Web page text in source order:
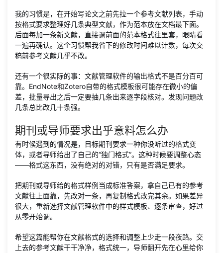
我的习惯是，在开始写论文之前先拉一个参考文献列表，手动
按格式要求整理好几条典型文献，作为范本放在文档最下面。
后面每加一条新文献，直接调前面的范本格式往里套，眼睛看
一遍再确认。这个习惯帮我省下的修改时间难以计数，每次交
稿前参考文献几乎不改。
还有一个很实际的事：文献管理软件的输出格式不是百分百可
靠。EndNote和Zotero自带的格式模板很可能存在微小的偏
差，批量导出之后一定要抽几条出来逐字段核对。发现问题改
几条总比改几十条强。
期刊或导师要求出乎意料怎么办
有时候遇到的情况是，目标期刊要求一种你没听过的格式变
体，或者导师给出了自己的“独门格式”。这种时候要调整心态
——格式这东西，没有绝对的对错，只有是否满足要求。
把期刊或导师给的格式样例当成标准答案，拿自己已有的参考
文献往上面靠，先改对一条，再复制格式改完其余。如果差异
很大，重新选择文献管理软件中的样式模板、逐条审查，好过
从零开始调。
希望这篇能帮你在文献格式的选择和调整上少走一段夜路。交
上去的参考文献干干净净，格式统一，导师翻开先在心里给你